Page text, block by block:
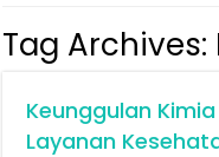
Tag Archives:
Keunggulan
Layanan